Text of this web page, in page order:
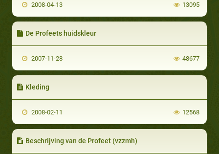
2008-04-13 13095
De Profeets huidskleur
2007-11-28 48677
Kleding
2008-02-11 12568
Beschrijving van de Profeet (vzzmh)